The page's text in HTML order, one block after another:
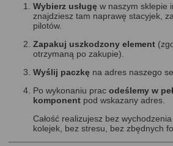
Wybierz usługę w naszym sklepie
znajdziesz tam naprawę stacyjek,
pilotów.
Zapakuj uszkodzony element
otrzymaną po zakupie).
Wyślij paczkę na adres naszego
Po wykonaniu prac odeślemy w
komponent pod wskazany adres.
Całość realizujesz bez
kolejek, bez stresu, bez zbędnych